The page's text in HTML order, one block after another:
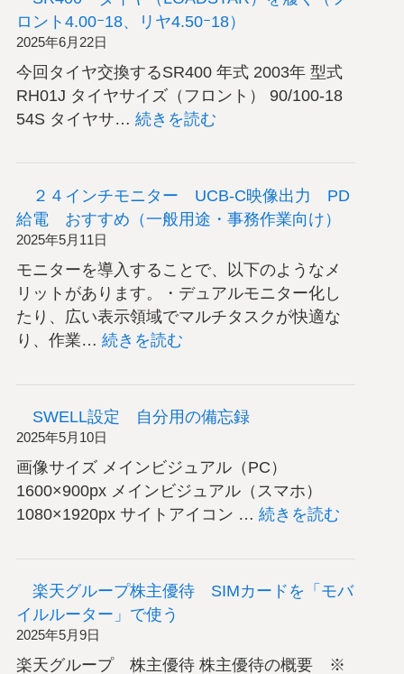
ロント4.00ｰ18、リヤ4.50ｰ18）
2025年6月22日
今回タイヤ交換するSR400 年式 2003年 型式
RH01J タイヤサイズ（フロント） 90/100-18
54S タイヤサ… 続きを読む:
イ
ヤ
を
履
く
（フ
4.00
18、
リ
ヤ
18）
２４インチモニター UCB-C映像出力 PD
給電 おすすめ（一般用途・事務作業向け）
2025年5月11日
モニターを導入することで、以下のようなメ
リットがあります。・デュアルモニター化し
たり、広い表示領域でマルチタスクが快適な
り、作業… 続きを読む:
イ
モ
ニ
タ
C
出
SWELL設定 自分用の備忘録
2025年5月10日
画像サイズ メインビジュアル（PC）
1600×900px メインビジュアル（スマホ）
1080×1920px サイトアイコン … 続きを読む:
定
楽天グループ株主優待 SIMカードを「モバ
イルルーター」で使う
2025年5月9日
楽天グループ 株主優待 株主優待の概要 ※